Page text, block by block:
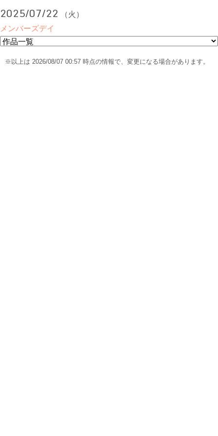
2025/07/22
（火）
メンバーズデイ
※以上は 2026/08/07 00:57 時点の情報で、変更になる場合があります。